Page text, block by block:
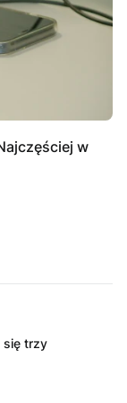
w
się trzy